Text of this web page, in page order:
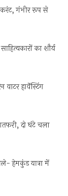
गंभीर रूप से
का शौर्य
हार्वेस्टिंग
दो घंटे चला
हेमकुंड यात्रा में